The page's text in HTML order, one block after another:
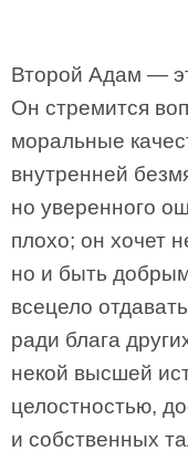
Второй Адам —
Он стремится
моральные
внутренней
но уверенного
плохо; он хочет
но и быть
всецело
ради блага
некой высшей
целостностью,
и собственных